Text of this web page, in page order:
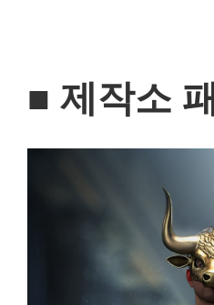
■ 제작소